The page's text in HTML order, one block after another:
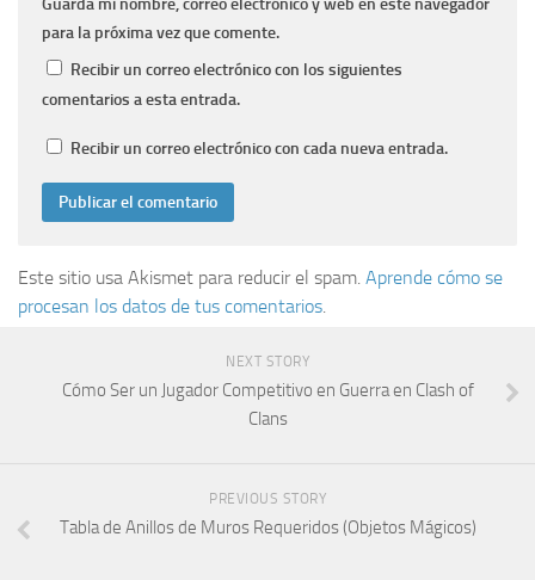
para la próxima vez que comente.
Recibir un correo electrónico con los siguientes
comentarios a esta entrada.
Recibir un correo electrónico con cada nueva entrada.
Este sitio usa Akismet para reducir el spam. Aprende cómo se
procesan los datos de tus comentarios
NEXT STORY
Cómo Ser un Jugador Competitivo en Guerra en Clash of
Clans
PREVIOUS STORY
Tabla de Anillos de Muros Requeridos (Objetos Mágicos)